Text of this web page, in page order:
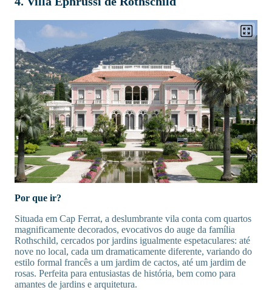
Por que ir?
Situada em Cap Ferrat, a deslumbrante vila conta com quartos
magnificamente decorados, evocativos do auge da família
Rothschild, cercados por jardins igualmente espetaculares: até
nove no local, cada um dramaticamente diferente, variando do
estilo formal francês a um jardim de cactos, até um jardim de
rosas. Perfeita para entusiastas de história, bem como para
amantes de jardins e arquitetura.